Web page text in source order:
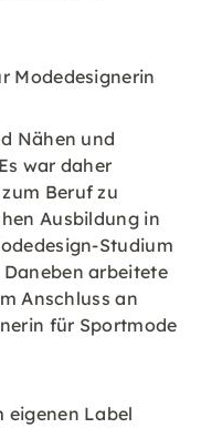
Modedesignerin
Nähen und
war daher
Beruf zu
Ausbildung in
Studium
arbeitete
Anschluss an
für Sportmode
eigenen Label